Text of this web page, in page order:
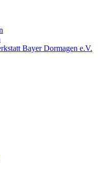
Bayer Dormagen e.V.